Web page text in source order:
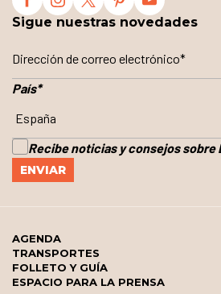
Sigue nuestras novedades
País*
Recibe noticias y consejos sobre
AGENDA
TRANSPORTES
FOLLETO Y GUÍA
ESPACIO PARA LA PRENSA